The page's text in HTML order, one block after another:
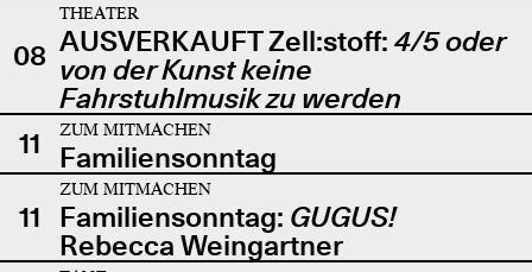
08
THEATER
AUSVERKAUFT Zell:stoff: 4/5 oder
von der Kunst keine
Fahrstuhlmusik zu werden
11
ZUM MITMACHEN
Familiensonntag
11
ZUM MITMACHEN
Familiensonntag: GUGUS!
Rebecca Weingartner